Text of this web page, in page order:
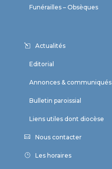
Funérailles – Obsèques
Actualités
Editorial
Annonces & communiqués
Bulletin paroissial
Liens utiles dont diocèse
Nous contacter
Les horaires